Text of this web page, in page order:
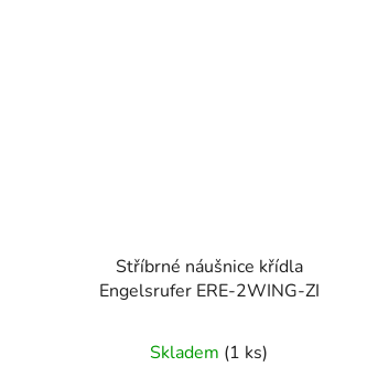
Stříbrné náušnice křídla
Engelsrufer ERE-2WING-ZI
Skladem (1 ks)